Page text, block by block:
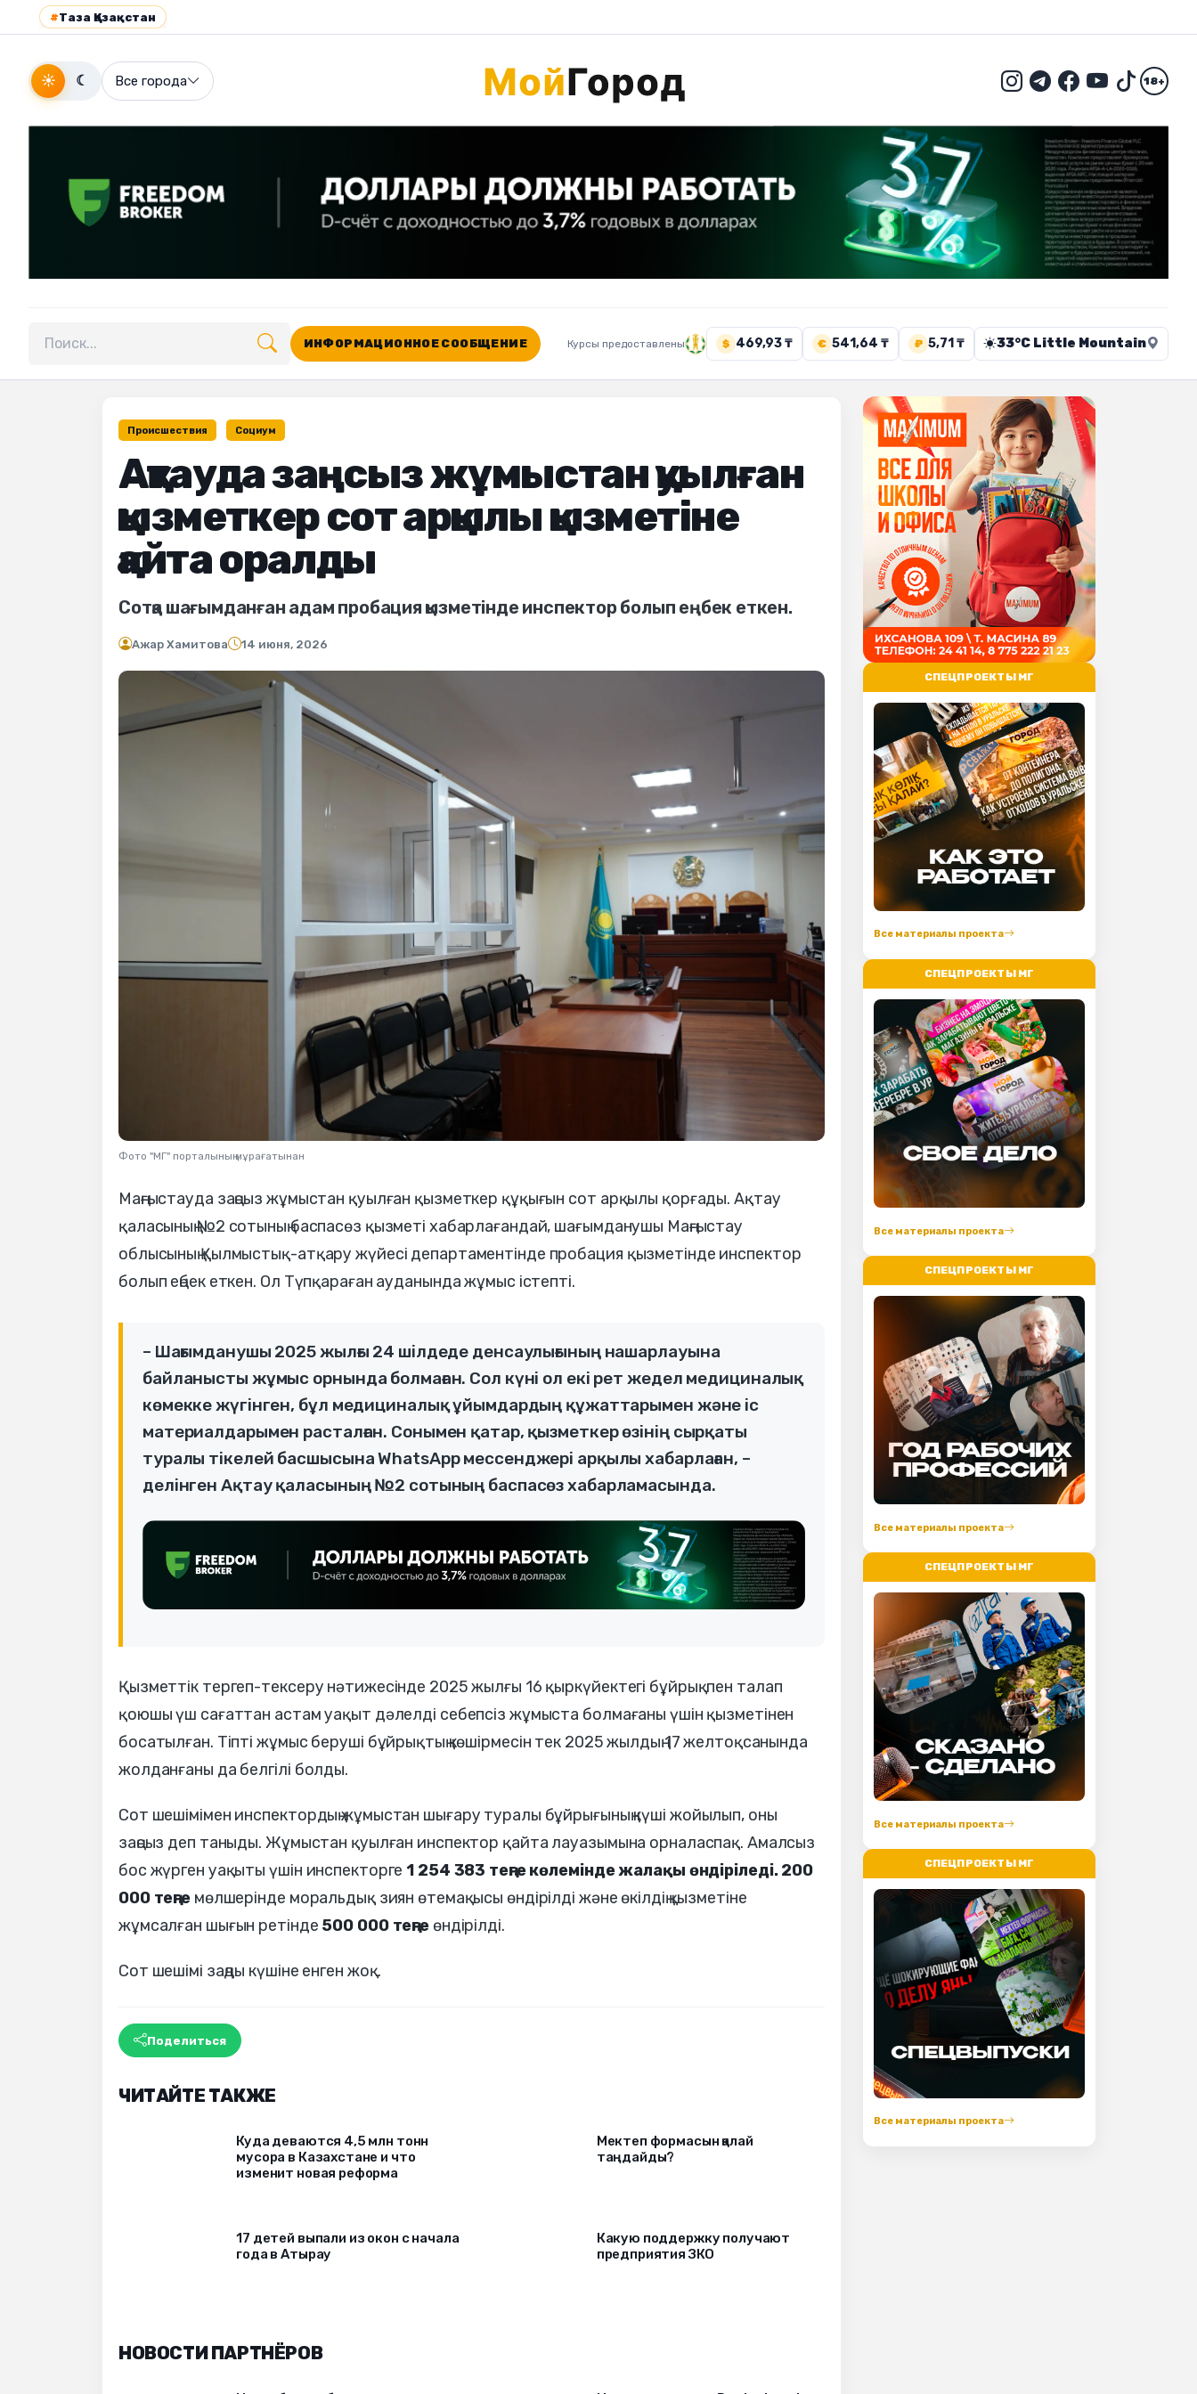
#Таза Қазақстан
☀ ☾ Все города 18+
Поиск по сайту
ИНФОРМАЦИОННОЕ СООБЩЕНИЕ Курсы предоставлены $ 469,93 ₸ € 541,64 ₸ ₽ 5,71 ₸ 33°C Little Mountain
Происшествия Социум
Ақтауда заңсыз жұмыстан қуылған
қызметкер сот арқылы қызметіне
қайта оралды
Сотқа шағымданған адам пробация қызметінде инспектор болып еңбек еткен.
Ажар Хамитова 14 июня, 2026
Фото "МГ" порталының мұрағатынан
Маңғыстауда заңсыз жұмыстан қуылған қызметкер құқығын сот арқылы қорғады. Ақтау
қаласының №2 сотының баспасөз қызметі хабарлағандай, шағымданушы Маңғыстау
облысының Қылмыстық-атқару жүйесі департаментінде пробация қызметінде инспектор
болып еңбек еткен. Ол Түпқараған ауданында жұмыс істепті.
– Шағымданушы 2025 жылғы 24 шілдеде денсаулығының нашарлауына
байланысты жұмыс орнында болмаған. Сол күні ол екі рет жедел медициналық
көмекке жүгінген, бұл медициналық ұйымдардың құжаттарымен және іс
материалдарымен расталған. Сонымен қатар, қызметкер өзінің сырқаты
туралы тікелей басшысына WhatsApp мессенджері арқылы хабарлаған, –
делінген Ақтау қаласының №2 сотының баспасөз хабарламасында.
Қызметтік тергеп-тексеру нәтижесінде 2025 жылғы 16 қыркүйектегі бұйрықпен талап
қоюшы үш сағаттан астам уақыт дәлелді себепсіз жұмыста болмағаны үшін қызметінен
босатылған. Тіпті жұмыс беруші бұйрықтың көшірмесін тек 2025 жылдың 17 желтоқсанында
жолданғаны да белгілі болды.
Сот шешімімен инспектордың жұмыстан шығару туралы бұйрығының күші жойылып, оны
заңсыз деп таныды. Жұмыстан қуылған инспектор қайта лауазымына орналаспақ. Амалсыз
бос жүрген уақыты үшін инспекторге 1 254 383 теңге көлемінде жалақы өндіріледі. 200
000 теңге мөлшерінде моральдық зиян өтемақысы өндірілді және өкілдің қызметіне
жұмсалған шығын ретінде 500 000 теңге өндірілді.
Сот шешімі заңды күшіне енген жоқ.
Поделиться
ЧИТАЙТЕ ТАКЖЕ
Куда деваются 4,5 млн тонн
мусора в Казахстане и что
изменит новая реформа
Мектеп формасын қалай
таңдайды?
17 детей выпали из окон c начала
года в Атырау
Какую поддержку получают
предприятия ЗКО
НОВОСТИ ПАРТНЁРОВ
СПЕЦПРОЕКТЫ МГ
Все материалы проекта
СПЕЦПРОЕКТЫ МГ
Все материалы проекта
СПЕЦПРОЕКТЫ МГ
Все материалы проекта
СПЕЦПРОЕКТЫ МГ
Все материалы проекта
СПЕЦПРОЕКТЫ МГ
Все материалы проекта